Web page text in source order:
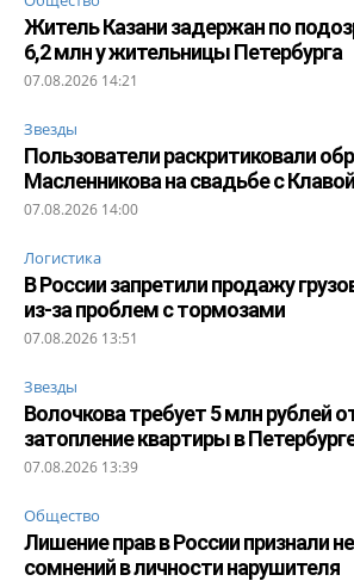
Житель Казани задержан по
6,2 млн у жительницы Петербурга
07.08.2026 14:21
Звезды
Пользователи раскритиковали
Масленникова на свадьбе с
07.08.2026 14:00
Логистика
В России запретили продажу
из-за проблем с тормозами
07.08.2026 13:51
Звезды
Волочкова требует 5 млн рублей
затопление квартиры в
07.08.2026 13:39
Общество
Лишение прав в России признали
сомнений в личности нарушителя